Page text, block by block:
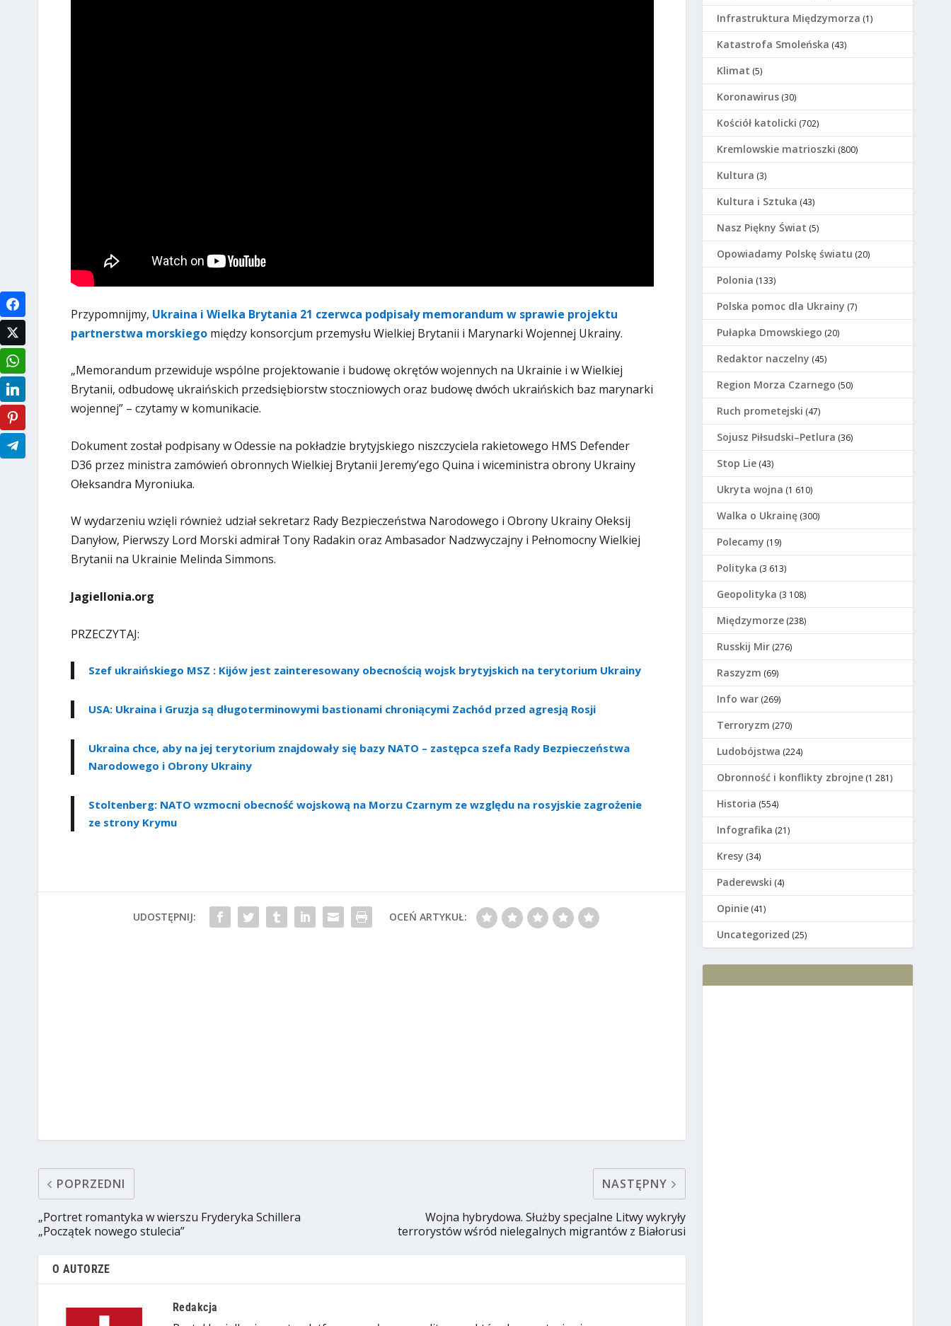
Przypomnijmy, Ukraina i Wielka Brytania 21 czerwca podpisały memorandum w sprawie projektu
partnerstwa morskiegomiędzy konsorcjum przemysłu Wielkiej Brytanii i Marynarki Wojennej Ukrainy.
„Memorandum przewiduje wspólne projektowanie i budowę okrętów wojennych na Ukrainie i w Wielkiej
Brytanii, odbudowę ukraińskich przedsiębiorstw stoczniowych oraz budowę dwóch ukraińskich baz marynarki
wojennej” – czytamy w komunikacie.
Dokument został podpisany w Odessie na pokładzie brytyjskiego niszczyciela rakietowego HMS Defender
D36 przez ministra zamówień obronnych Wielkiej Brytanii Jeremy’ego Quina i wiceministra obrony Ukrainy
Ołeksandra Myroniuka.
W wydarzeniu wzięli również udział sekretarz Rady Bezpieczeństwa Narodowego i Obrony Ukrainy Ołeksij
Danyłow, Pierwszy Lord Morski admirał Tony Radakin oraz Ambasador Nadzwyczajny i Pełnomocny Wielkiej
Brytanii na Ukrainie Melinda Simmons.
Jagiellonia.org
PRZECZYTAJ:
Szef ukraińskiego MSZ : Kijów jest zainteresowany obecnością wojsk brytyjskich na terytorium Ukrainy
USA: Ukraina i Gruzja są długoterminowymi bastionami chroniącymi Zachód przed agresją Rosji
Ukraina chce, aby na jej terytorium znajdowały się bazy NATO – zastępca szefa Rady Bezpieczeństwa
Narodowego i Obrony Ukrainy
Stoltenberg: NATO wzmocni obecność wojskową na Morzu Czarnym ze względu na rosyjskie zagrożenie
ze strony Krymu
UDOSTĘPNIJ: OCEŃ ARTYKUŁ:
POPRZEDNI
„Portret romantyka w wierszu Fryderyka Schillera
„Początek nowego stulecia”
NASTĘPNY
Wojna hybrydowa. Służby specjalne Litwy wykryły
terrorystów wśród nielegalnych migrantów z Białorusi
O AUTORZE
Redakcja
Infrastruktura Międzymorza (1)
Katastrofa Smoleńska (43)
Klimat (5)
Koronawirus (30)
Kościół katolicki (702)
Kremlowskie matrioszki (800)
Kultura (3)
Kultura i Sztuka (43)
Nasz Piękny Świat (5)
Opowiadamy Polskę światu (20)
Polonia (133)
Polska pomoc dla Ukrainy (7)
Pułapka Dmowskiego (20)
Redaktor naczelny (45)
Region Morza Czarnego (50)
Ruch prometejski (47)
Sojusz Piłsudski–Petlura (36)
Stop Lie (43)
Ukryta wojna (1 610)
Walka o Ukrainę (300)
Polecamy (19)
Polityka (3 613)
Geopolityka (3 108)
Międzymorze (238)
Russkij Mir (276)
Raszyzm (69)
Info war (269)
Terroryzm (270)
Ludobójstwa (224)
Оbronność i konflikty zbrojne (1 281)
Historia (554)
Infografika (21)
Kresy (34)
Paderewski (4)
Opinie (41)
Uncategorized (25)